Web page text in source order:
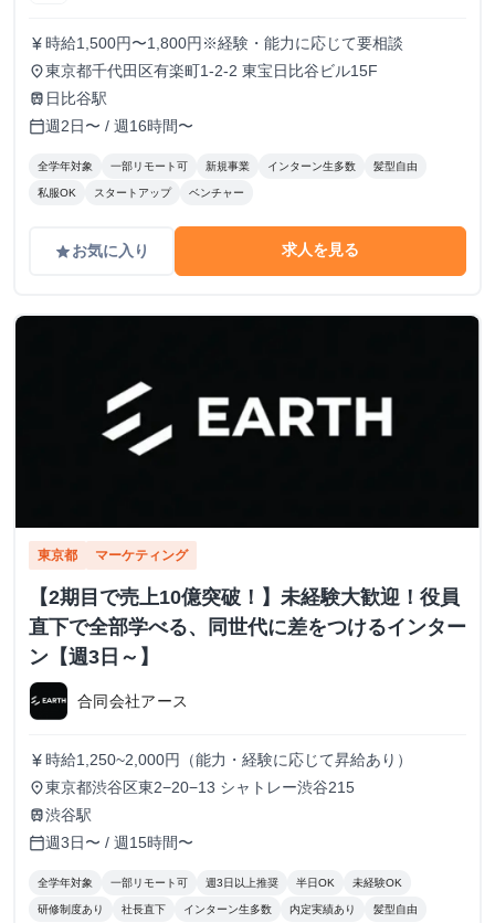
currency_yen 時給1,500円〜1,800円※経験・能力に応じて要相談
place東京都千代田区有楽町1-2-2 東宝日比谷ビル15F
train 日比谷駅
calendar_today週2日〜 / 週16時間〜
全学年対象 一部リモート可 新規事業 インターン生多数 髪型自由
私服OK スタートアップ ベンチャー
gradeお気に入り 求人を見る
東京都 マーケティング
【2期目で売上10億突破！】未経験大歓迎！役員
直下で全部学べる、同世代に差をつけるインター
ン【週3日～】
合同会社アース
currency_yen 時給1,250~2,000円（能力・経験に応じて昇給あり）
place東京都渋谷区東2−20−13 シャトレー渋谷215
train渋谷駅
calendar_today週3日〜 / 週15時間〜
全学年対象 一部リモート可 週3日以上推奨 半日OK 未経験OK
研修制度あり 社長直下 インターン生多数 内定実績あり 髪型自由